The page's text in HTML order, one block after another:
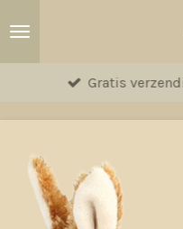
hoofdinhoud
Gratis